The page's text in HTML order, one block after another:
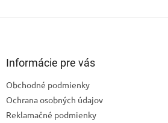
Informácie pre vás
Obchodné podmienky
Ochrana osobných údajov
Reklamačné podmienky